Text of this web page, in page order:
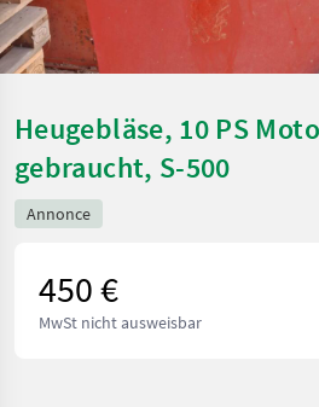
Heugebläse, 10 PS
gebraucht, S-500
Annonce
450 €
MwSt nicht ausweisbar